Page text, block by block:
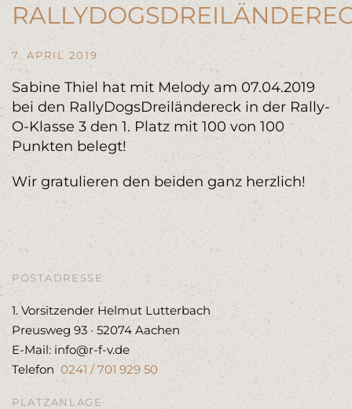
7. APRIL 2019
Sabine Thiel hat mit Melody am 07.04.2019
bei den RallyDogsDreiländereck in der Rally-
O-Klasse 3 den 1. Platz mit 100 von 100
Punkten belegt!
Wir gratulieren den beiden ganz herzlich!
POSTADRESSE
1. Vorsitzender Helmut Lutterbach
Preusweg 93 · 52074 Aachen
E-Mail: info@r-f-v.de
Telefon 0241 / 701 929 50
PLATZANLAGE